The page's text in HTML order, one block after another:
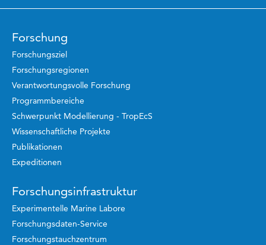
Forschung
Forschungsziel
Forschungsregionen
Verantwortungsvolle Forschung
Programmbereiche
Schwerpunkt Modellierung - TropEcS
Wissenschaftliche Projekte
Publikationen
Expeditionen
Forschungsinfrastruktur
Experimentelle Marine Labore
Forschungsdaten-Service
Forschungstauchzentrum